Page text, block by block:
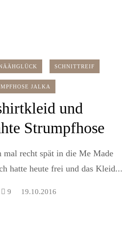
SCHNITTREIF
JALKA
und
Strumpfhose
mal recht spät in die Me Made
hatte heute frei und das Kleid...
9 19.10.2016